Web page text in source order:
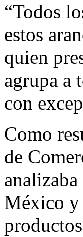
“Todos
estos
quien
agrupa a
con
Como
de
México y